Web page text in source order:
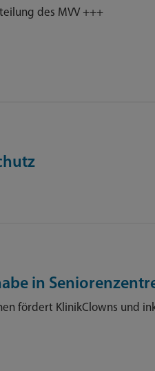
des MVV +++
in
fördert KlinikClowns und